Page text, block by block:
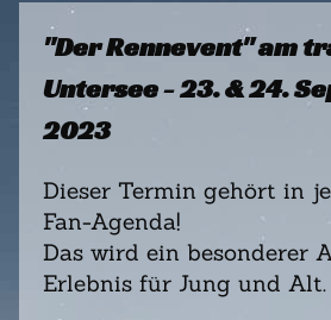
"Der Rennevent" am
Untersee - 23. & 24.
2023
Dieser Termin gehört in
Fan-Agenda!
Das wird ein besonderer
Erlebnis für Jung und Alt.